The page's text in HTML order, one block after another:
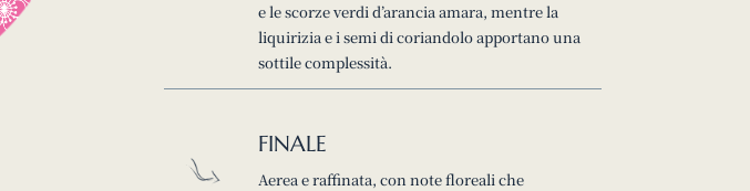
e le scorze verdi d’arancia amara, mentre la
liquirizia e i semi di coriandolo apportano una
sottile complessità.
FINALE
Aerea e raffinata, con note floreali che